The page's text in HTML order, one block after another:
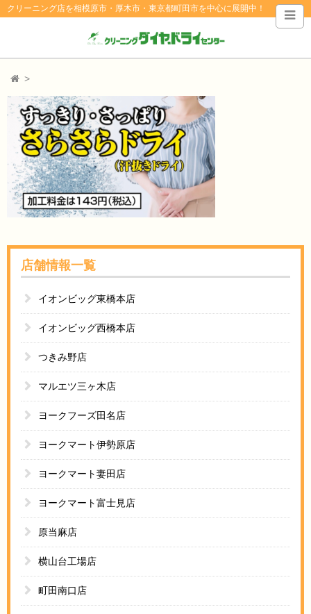
クリーニング店を相模原市・厚木市・東京都町田市を中心に展開中！
店舗情報一覧
イオンビッグ東橋本店
イオンビッグ西橋本店
つきみ野店
マルエツ三ヶ木店
ヨークフーズ田名店
ヨークマート伊勢原店
ヨークマート妻田店
ヨークマート富士見店
原当麻店
横山台工場店
町田南口店